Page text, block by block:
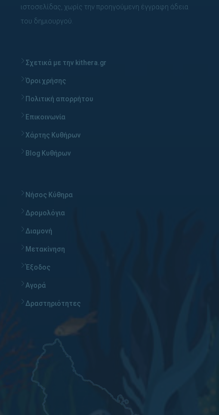
ιστοσελίδας, χωρίς την προηγούμενη έγγραφη άδεια
του δημιουργού.
Σχετικά με την kithera.gr
Όροι χρήσης
Πολιτική απορρήτου
Επικοινωνία
Χάρτης Κυθήρων
Blog Κυθήρων
Νήσος Κύθηρα
Δρομολόγια
Διαμονή
Μετακίνηση
Έξοδος
Αγορά
Δραστηριότητες